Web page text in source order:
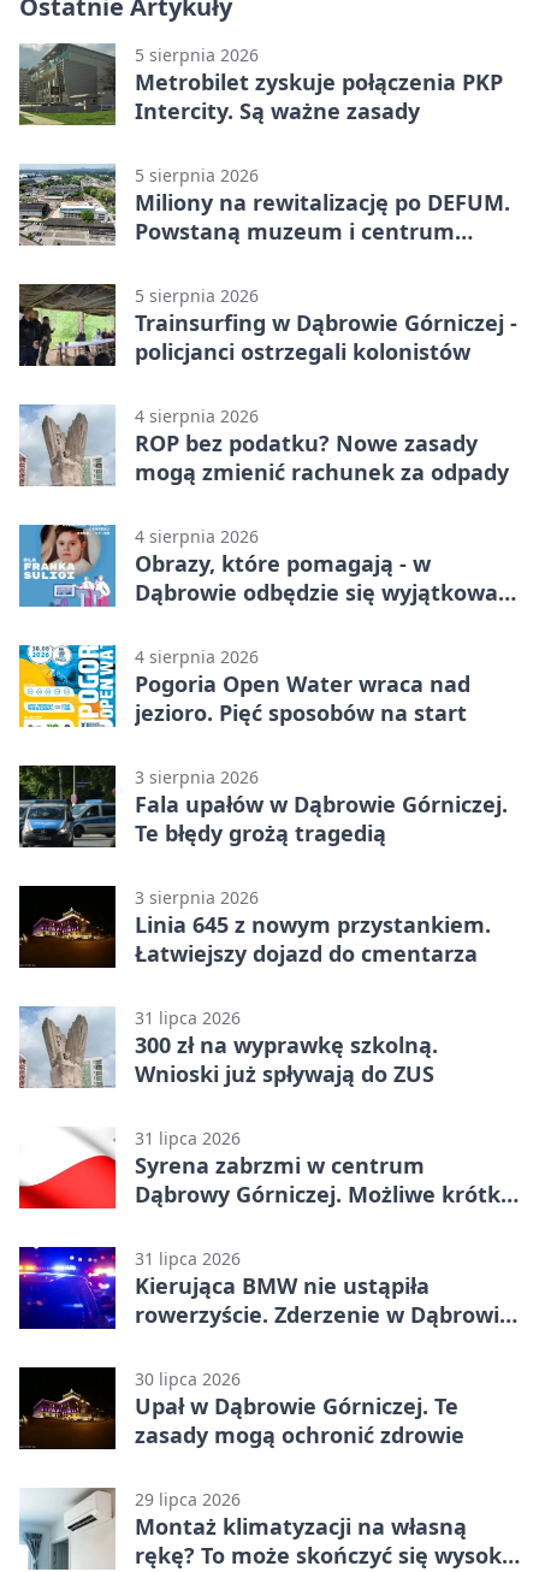
Ostatnie Artykuły
5 sierpnia 2026
Metrobilet zyskuje połączenia PKP
Intercity. Są ważne zasady
5 sierpnia 2026
Miliony na rewitalizację po DEFUM.
Powstaną muzeum i centrum
5 sierpnia 2026
Trainsurfing w Dąbrowie Górniczej -
policjanci ostrzegali kolonistów
4 sierpnia 2026
ROP bez podatku? Nowe zasady
mogą zmienić rachunek za odpady
4 sierpnia 2026
Obrazy, które pomagają - w
Dąbrowie odbędzie się wyjątkowa
4 sierpnia 2026
Pogoria Open Water wraca nad
jezioro. Pięć sposobów na start
3 sierpnia 2026
Fala upałów w Dąbrowie Górniczej.
Te błędy grożą tragedią
3 sierpnia 2026
Linia 645 z nowym przystankiem.
Łatwiejszy dojazd do cmentarza
31 lipca 2026
300 zł na wyprawkę szkolną.
Wnioski już spływają do ZUS
31 lipca 2026
Syrena zabrzmi w centrum
Dąbrowy Górniczej. Możliwe krótkie
31 lipca 2026
Kierująca BMW nie ustąpiła
rowerzyście. Zderzenie w Dąbrowie
30 lipca 2026
Upał w Dąbrowie Górniczej. Te
zasady mogą ochronić zdrowie
29 lipca 2026
Montaż klimatyzacji na własną
rękę? To może skończyć się wysoką